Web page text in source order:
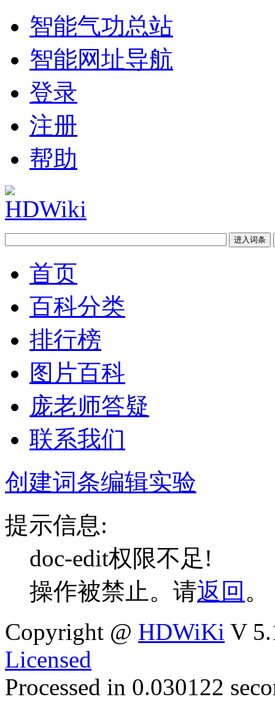
智能气功总站
智能网址导航
登录
注册
帮助
首页
百科分类
排行榜
图片百科
庞老师答疑
联系我们
创建词条编辑实验
提示信息:
doc-edit权限不足!
操作被禁止。请返回 。
Copyright @ HDWiKi V
Licensed
Processed in 0.030122